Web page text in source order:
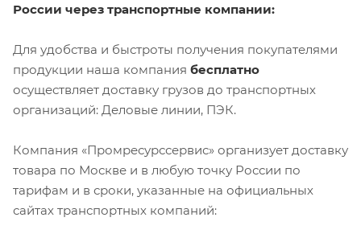
России через транспортные компании:
Для удобства и быстроты получения покупателями
продукции наша компания бесплатно
осуществляет доставку грузов до транспортных
организаций: Деловые линии, ПЭК.
Компания «Промресурссервис» организует доставку
товара по Москве и в любую точку России по
тарифам и в сроки, указанные на официальных
сайтах транспортных компаний: